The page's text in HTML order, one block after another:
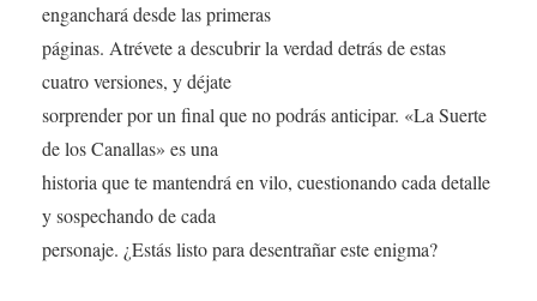
enganchará desde las primeras
páginas. Atrévete a descubrir la verdad detrás de estas
cuatro versiones, y déjate
sorprender por un final que no podrás anticipar. «La Suerte
de los Canallas» es una
historia que te mantendrá en vilo, cuestionando cada detalle
y sospechando de cada
personaje. ¿Estás listo para desentrañar este enigma?